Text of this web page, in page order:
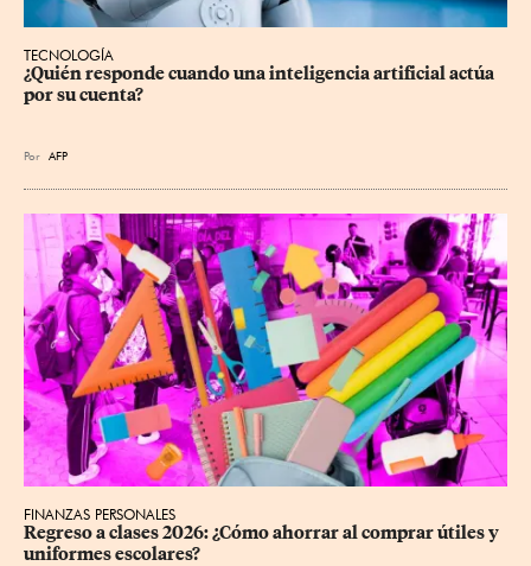
TECNOLOGÍA
¿Quién responde cuando una inteligencia artificial actúa
por su cuenta?
Por AFP
FINANZAS PERSONALES
Regreso a clases 2026: ¿Cómo ahorrar al comprar útiles y
uniformes escolares?